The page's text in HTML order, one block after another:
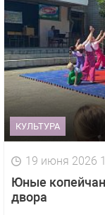
КУЛЬТУРА
19 июня 2026
Юные
двора